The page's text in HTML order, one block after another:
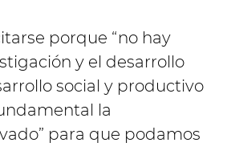
porque “no hay
y el desarrollo
social y productivo
la
para que podamos